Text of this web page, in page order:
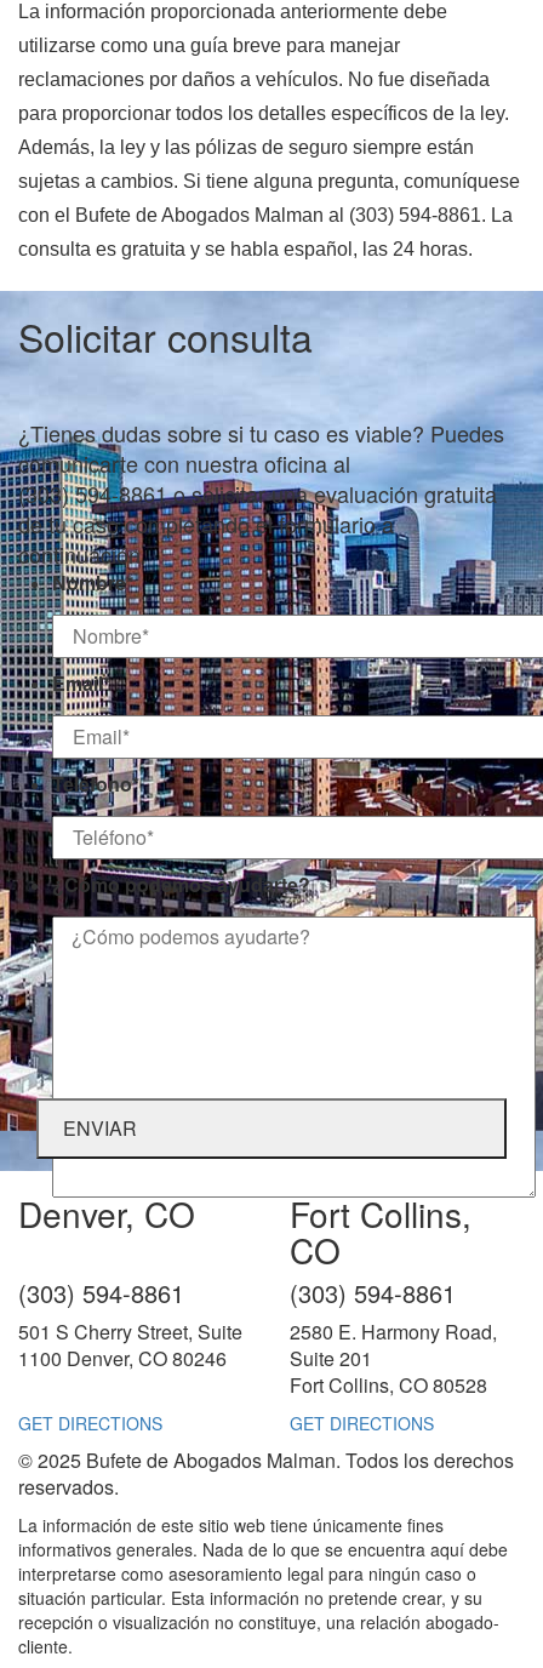
La información proporcionada anteriormente debe
utilizarse como una guía breve para manejar
reclamaciones por daños a vehículos. No fue diseñada
para proporcionar todos los detalles específicos de la ley.
Además, la ley y las pólizas de seguro siempre están
sujetas a cambios. Si tiene alguna pregunta, comuníquese
con el Bufete de Abogados Malman al (303) 594-8861. La
consulta es gratuita y se habla español, las 24 horas.
Solicitar consulta
¿Tienes dudas sobre si tu caso es viable? Puedes
comunicarte con nuestra oficina al
(303) 594-8861 o solicitar una evaluación gratuita
de tu caso completando el formulario a
continuación.
Nombre*
Email*
Teléfono*
¿Cómo podemos ayudarte?
Denver, CO
(303) 594-8861
501 S Cherry Street, Suite
1100 Denver, CO 80246
GET DIRECTIONS
Fort Collins,
CO
(303) 594-8861
2580 E. Harmony Road,
Suite 201
Fort Collins, CO 80528
GET DIRECTIONS
© 2025 Bufete de Abogados Malman. Todos los derechos
reservados.
La información de este sitio web tiene únicamente fines
informativos generales. Nada de lo que se encuentra aquí debe
interpretarse como asesoramiento legal para ningún caso o
situación particular. Esta información no pretende crear, y su
recepción o visualización no constituye, una relación abogado-
cliente.